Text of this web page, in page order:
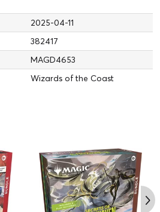
2025-04-11
382417
MAGD4653
Wizards of the Coast